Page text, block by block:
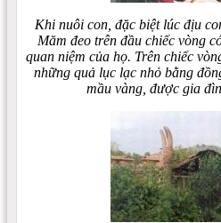
Khi nuôi con, đặc biệt lúc địu
Măm đeo trên đầu chiếc vòng
quan niệm của họ. Trên chiếc
những quả lục lạc nhỏ bằng
mầu vàng, được gia